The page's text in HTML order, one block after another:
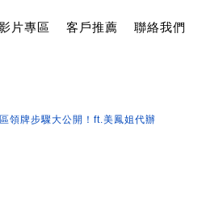
片專區 客戶推薦 聯絡我們
領牌步驟大公開！ft.美鳳姐代辦